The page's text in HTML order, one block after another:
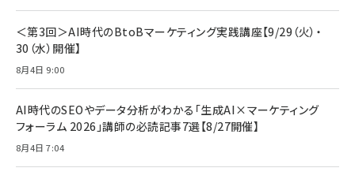
＜第3回＞AI時代のBtoBマーケティング実践講座【9/29（火）・
30（水）開催】
8月4日 9:00
AI時代のSEOやデータ分析がわかる「生成AI×マーケティング
フォーラム 2026」講師の必読記事7選【8/27開催】
8月4日 7:04